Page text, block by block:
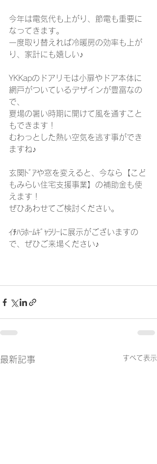
今年は電気代も上がり、節電も重要に
なってきます。
一度取り替えれば冷暖房の効率も上が
り、家計にも嬉しい♪
YKKapのドアリモは小扉やドア本体に
網戸がついているデザインが豊富なの
で、
夏場の暑い時期に開けて風を通すこと
もできます！
むわっとした熱い空気を逃す事ができ
ますね♪
玄関ﾄﾞｱや窓を変えると、今なら【こど
もみらい住宅支援事業】の補助金も使
えます！
ぜひあわせてご検討ください。
ｲﾁﾊﾗﾎｰﾑｷﾞｬﾗﾘｰに展示がございますの
で、ぜひご来場ください♪
最新記事 すべて表示